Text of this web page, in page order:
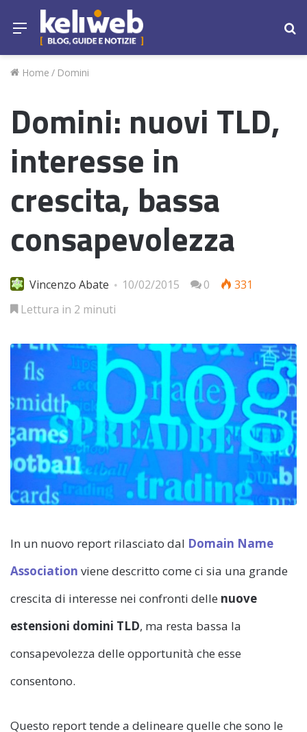
Menu
Home / Domini
Domini: nuovi TLD,
interesse in
crescita, bassa
consapevolezza
Vincenzo Abate 10/02/2015 0
331
Lettura in 2 minuti
In un nuovo report rilasciato dal Domain Name
Association viene descritto come ci sia una grande
crescita di interesse nei confronti delle nuove
estensioni domini TLD, ma resta bassa la
consapevolezza delle opportunità che esse
consentono.
Questo report tende a delineare quelle che sono le